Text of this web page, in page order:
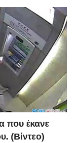
που έκανε
(Βίντεο)